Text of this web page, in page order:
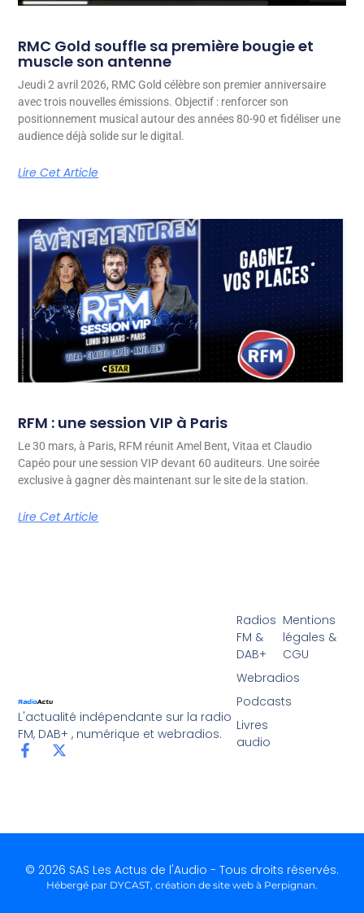
RMC Gold souffle sa première bougie et
muscle son antenne
Jeudi 2 avril 2026, RMC Gold célèbre son premier anniversaire
avec trois nouvelles émissions. Objectif : renforcer son
positionnement musical autour des années 80-90 et fidéliser une
audience déjà solide sur le digital.
Lire Cet Article
RFM : une session VIP à Paris
Le 30 mars, à Paris, RFM réunit Amel Bent, Vitaa et Claudio
Capéo pour une session VIP devant 60 auditeurs. Une soirée
exclusive à gagner dès maintenant sur le site de la station.
Lire Cet Article
L'actualité indépendante sur la radio
FM, DAB+ , numérique et webradios.
Radios
FM &
DAB+
Webradios
Podcasts
Livres
audio
Mentions
légales &
CGU
© 2026 SAS Les Actus de l'Audio - Tous droits réservés.
Hébergé par DYCAST, création de site web à Perpignan.